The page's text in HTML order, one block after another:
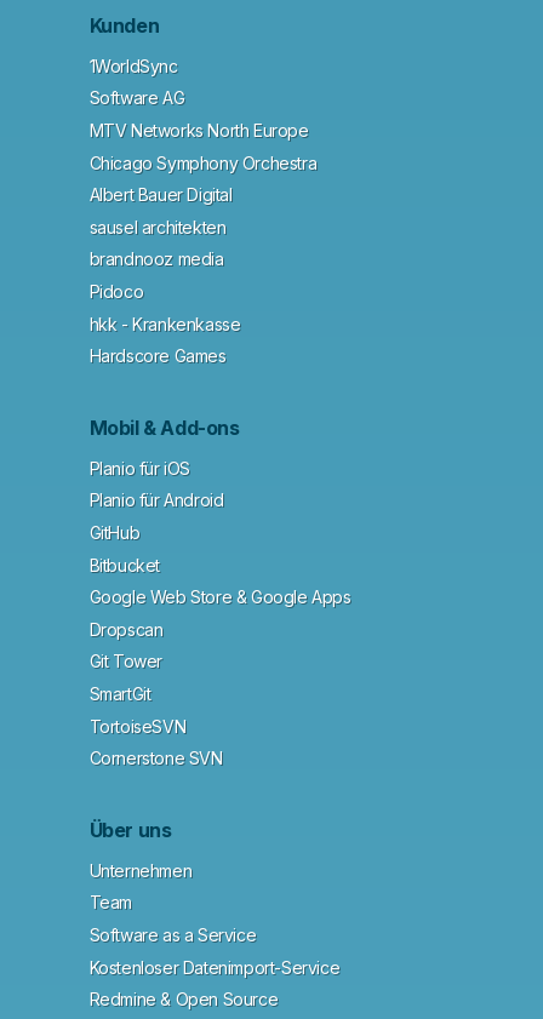
Kunden
1WorldSync
Software AG
MTV Networks North Europe
Chicago Symphony Orchestra
Albert Bauer Digital
sausel architekten
brandnooz media
Pidoco
hkk - Krankenkasse
Hardscore Games
Mobil & Add-ons
Planio für iOS
Planio für Android
GitHub
Bitbucket
Google Web Store & Google Apps
Dropscan
Git Tower
SmartGit
TortoiseSVN
Cornerstone SVN
Über uns
Unternehmen
Team
Software as a Service
Kostenloser Datenimport-Service
Redmine & Open Source